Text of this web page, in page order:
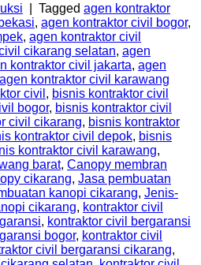
Tagged agen kontraktor
, agen kontraktor civil bogor,
, agen kontraktor civil
cikarang selatan, agen
kontraktor civil jakarta, agen
agen kontraktor civil karawang
civil , bisnis kontraktor civil
bogor, bisnis kontraktor civil
civil cikarang, bisnis kontraktor
kontraktor civil depok, bisnis
kontraktor civil karawang,
barat, Canopy membran
cikarang, Jasa pembuatan
kanopi cikarang, Jenis-
cikarang, kontraktor civil
, kontraktor civil bergaransi
bogor, kontraktor civil
civil bergaransi cikarang,